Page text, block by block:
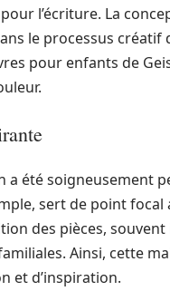
l’écriture. La
le processus créatif
pour enfants de
a été soigneusement
sert de point
des pièces,
Ainsi, cette
et d’inspiration.